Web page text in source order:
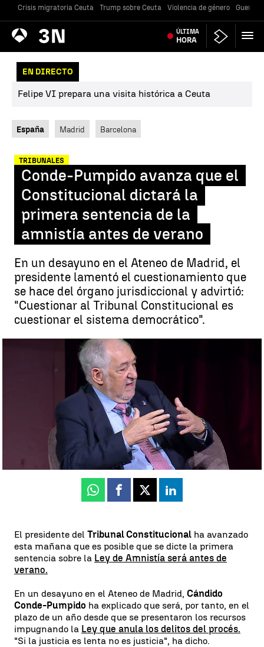
Crisis migratoria Ceuta Trump sobre Ceuta Violencia de género Guerra
Antena
3 Noticias ÚLTIMA
HORA
EN DIRECTO
Felipe VI prepara una visita histórica a Ceuta
España Madrid Barcelona
TRIBUNALES
Conde-Pumpido avanza que el
Constitucional dictará la
primera sentencia de la
amnistía antes de verano
En un desayuno en el Ateneo de Madrid, el
presidente lamentó el cuestionamiento que
se hace del órgano jurisdiccional y advirtió:
"Cuestionar al Tribunal Constitucional es
cuestionar el sistema democrático".
Conde Pumpido avanza que el Constitucional dictará la primera
sentencia de la amnistía antes de verano |
Tania Taboada
Publicado:
07 de abril de 2025, 17:53
Whatsapp
Facebook
X Linkedin
El presidente del Tribunal Constitucional ha avanzado
esta mañana que es posible que se dicte la primera
sentencia sobre la Ley de Amnistía será antes de
verano.
En un desayuno en el Ateneo de Madrid, Cándido
Conde-Pumpido ha explicado que será, por tanto, en el
plazo de un año desde que se presentaron los recursos
impugnando la Ley que anula los delitos del procés.
"Si la justicia es lenta no es justicia", ha dicho.